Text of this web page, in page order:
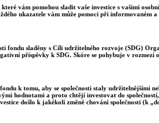
vám pomohou sladit vaše investice s vašimi
ukazatele vám může pomoci při informovaném
fondu sladěny s Cíli udržitelného rozvoje (SDG)
příspěvky k SDG. Skóre se pohybuje v rozmezí
k tomu, aby se společnosti staly
hodnotami a proto chtějí investovat do
došlo k jakékoli změně chování společnosti (k